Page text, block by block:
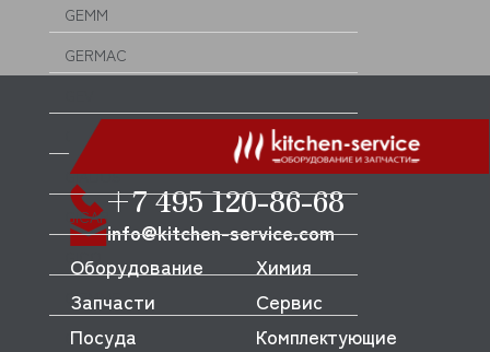
GEMM
GERMAC
GGF
GIADOS
GICAR
GICO
GIEMME
GIERRE
+7 495 120-86-68
info@kitchen-service.com
Оборудование
Запчасти
Посуда
Химия
Сервис
Комплектующие